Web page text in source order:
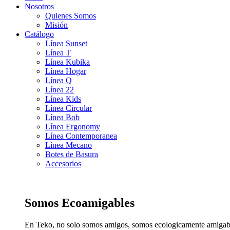
Nosotros
Quienes Somos
Misión
Catálogo
Línea Sunset
Línea T
Línea Kubika
Línea Hogar
Línea Q
Línea 22
Línea Kids
Línea Circular
Línea Bob
Línea Ergonomy
Línea Contemporanea
Línea Mecano
Botes de Basura
Accesorios
Somos Ecoamigables
En Teko, no solo somos amigos, somos ecologicamente